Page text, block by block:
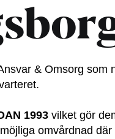
& Omsorg
1993 vilket gör
omvårdnad